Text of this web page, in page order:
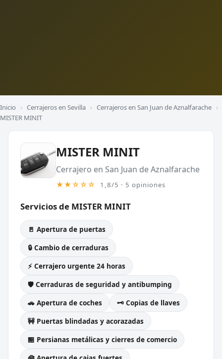
Inicio › Cerrajeros en Sevilla › Cerrajeros en San Juan de Aznalfarache ›
MISTER MINIT
MISTER MINIT
Cerrajero en San Juan de Aznalfarache
★★☆☆☆ 1,8/5 · 5 opiniones
Servicios de MISTER MINIT
🚪 Apertura de puertas
🔒 Cambio de cerraduras
⚡ Cerrajero urgente 24 horas
🛡️ Cerraduras de seguridad y antibumping
🚗 Apertura de coches
🗝️ Copias de llaves
🚧 Puertas blindadas y acorazadas
🏪 Persianas metálicas y cierres de comercio